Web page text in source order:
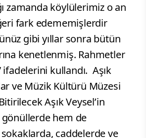
zamanda köylülerimiz o an
fark edememişlerdir
gibi yıllar sonra bütün
kenetlenmiş. Rahmetler
kullandı. Aşık
ve Müzik Kültürü Müzesi
Aşık Veysel’in
hem de
caddelerde ve